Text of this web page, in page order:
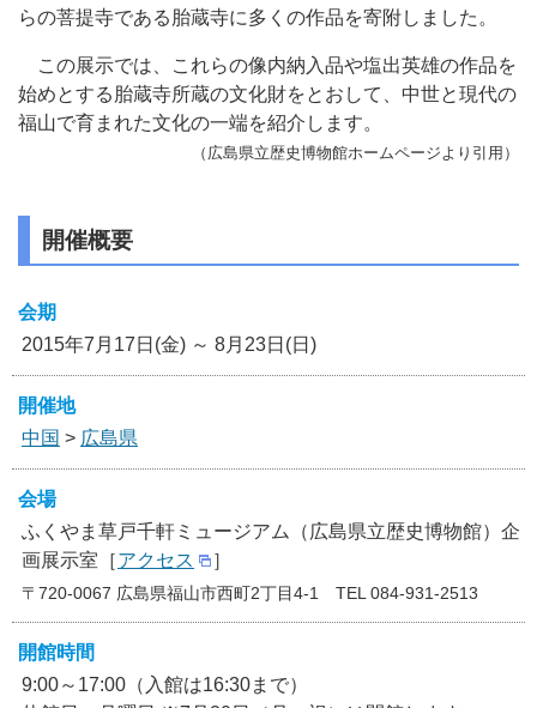
らの菩提寺である胎蔵寺に多くの作品を寄附しました。
この展示では、これらの像内納入品や塩出英雄の作品を
始めとする胎蔵寺所蔵の文化財をとおして、中世と現代の
福山で育まれた文化の一端を紹介します。
（広島県立歴史博物館ホームページより引用）
開催概要
会期
2015年7月17日(金) ～ 8月23日(日)
開催地
中国 > 広島県
会場
ふくやま草戸千軒ミュージアム（広島県立歴史博物館）企
画展示室［アクセス ］
〒720-0067 広島県福山市西町2丁目4-1 TEL 084-931-2513
開館時間
9:00～17:00（入館は16:30まで）